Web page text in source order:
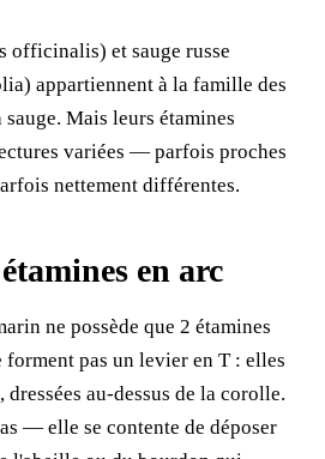
officinalis) et sauge russe
appartiennent à la famille des
Mais leurs étamines
variées — parfois proches
nettement différentes.
en arc
ne possède que 2 étamines
pas un levier en T : elles
au-dessus de la corolle.
— elle se contente de déposer